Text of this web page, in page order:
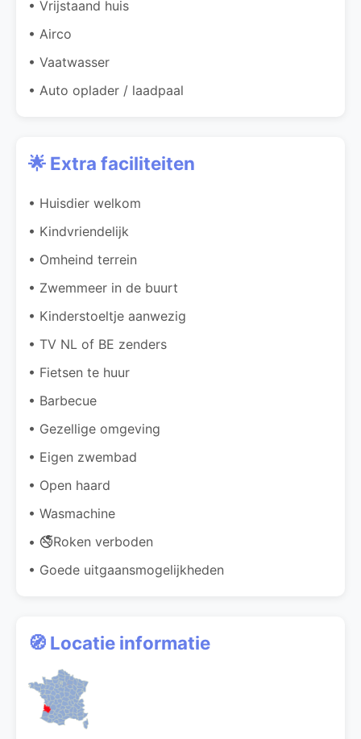
• Vrijstaand huis
• Airco
• Vaatwasser
• Auto oplader / laadpaal
🌟 Extra faciliteiten
• Huisdier welkom
• Kindvriendelijk
• Omheind terrein
• Zwemmeer in de buurt
• Kinderstoeltje aanwezig
• TV NL of BE zenders
• Fietsen te huur
• Barbecue
• Gezellige omgeving
• Eigen zwembad
• Open haard
• Wasmachine
• 🚭Roken verboden
• Goede uitgaansmogelijkheden
🧭 Locatie informatie